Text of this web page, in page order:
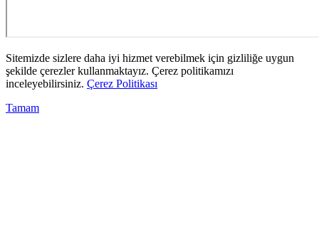
Sitemizde sizlere daha iyi hizmet verebilmek için gizliliğe uygun
şekilde çerezler kullanmaktayız. Çerez politikamızı
inceleyebilirsiniz. Çerez Politikası
Tamam